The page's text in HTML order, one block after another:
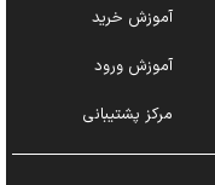
آموزش خرید
آموزش ورود
مرکز پشتیبانی